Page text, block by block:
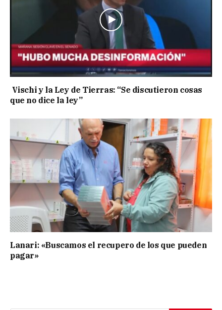
Vischi y la Ley de Tierras: “Se discutieron cosas
que no dice la ley”
Lanari: «Buscamos el recupero de los que pueden
pagar»